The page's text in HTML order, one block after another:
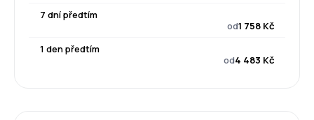
7 dní předtím
od1 758 Kč
1 den předtím
od4 483 Kč